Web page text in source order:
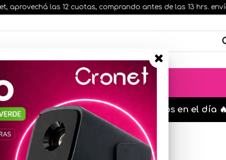
las 12 cuotas, comprando antes de las 13 hrs. envíos
ELÉCTRICA 25% OFF
antes de las 13 hrs. envíos en el día